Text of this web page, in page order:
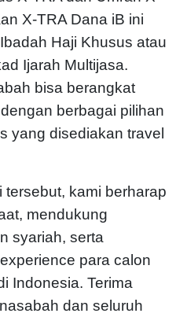
X-TRA Dana iB ini
Haji Khusus atau
Ijarah Multijasa.
bisa berangkat
berbagai pilihan
yang disediakan travel
tersebut, kami berharap
mendukung
syariah, serta
para calon
Indonesia. Terima
dan seluruh